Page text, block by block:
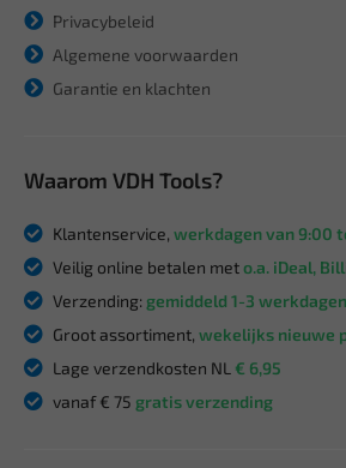
Privacybeleid
Algemene voorwaarden
Garantie en klachten
Waarom VDH Tools?
Klantenservice, werkdagen van 9:00
Veilig online betalen meto.a. iDeal,
Verzending: gemiddeld 1-3 werkdagen
Groot assortiment, wekelijks nieuwe
Lage verzendkosten NL € 6,95
vanaf € 75 gratis verzending